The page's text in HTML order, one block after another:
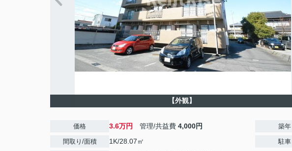
【外観】
価格 3.6万円 管理/共益費 4,000円
間取り/面積 1K/28.07㎡
築年
駐車